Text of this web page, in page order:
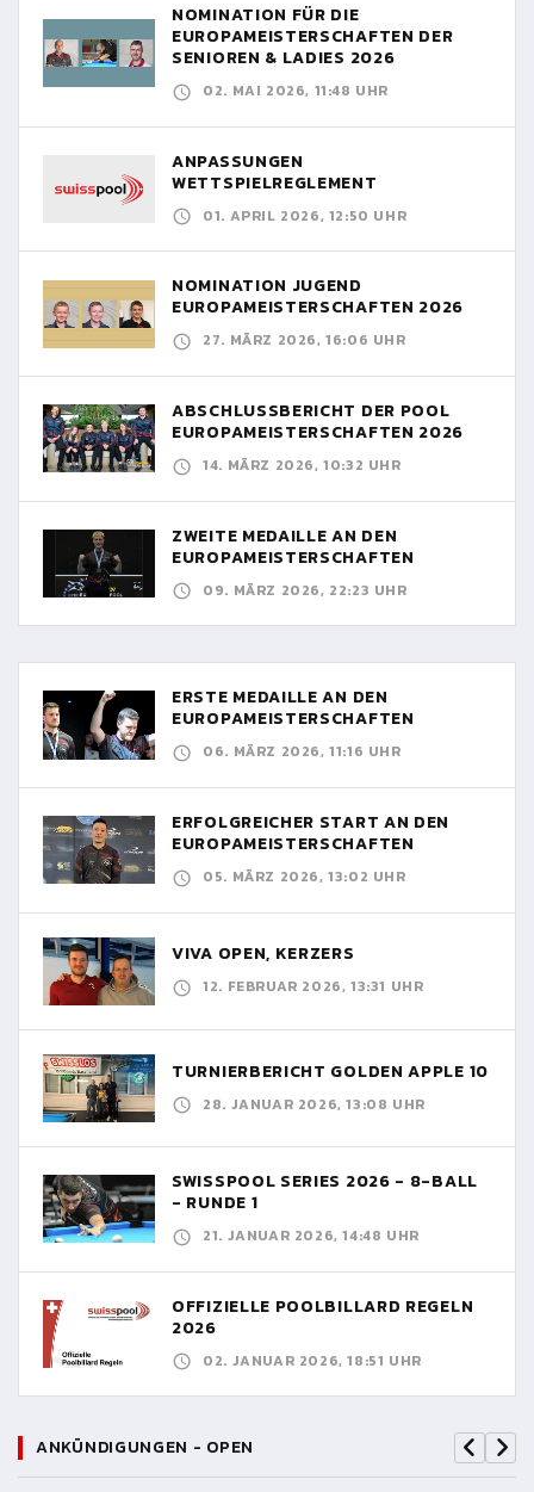
NOMINATION FÜR DIE
EUROPAMEISTERSCHAFTEN DER
SENIOREN & LADIES 2026
02. MAI 2026, 11:48 UHR
ANPASSUNGEN
WETTSPIELREGLEMENT
01. APRIL 2026, 12:50 UHR
NOMINATION JUGEND
EUROPAMEISTERSCHAFTEN 2026
27. MÄRZ 2026, 16:06 UHR
ABSCHLUSSBERICHT DER POOL
EUROPAMEISTERSCHAFTEN 2026
14. MÄRZ 2026, 10:32 UHR
ZWEITE MEDAILLE AN DEN
EUROPAMEISTERSCHAFTEN
09. MÄRZ 2026, 22:23 UHR
ERSTE MEDAILLE AN DEN
EUROPAMEISTERSCHAFTEN
06. MÄRZ 2026, 11:16 UHR
ERFOLGREICHER START AN DEN
EUROPAMEISTERSCHAFTEN
05. MÄRZ 2026, 13:02 UHR
VIVA OPEN, KERZERS
12. FEBRUAR 2026, 13:31 UHR
TURNIERBERICHT GOLDEN APPLE 10
28. JANUAR 2026, 13:08 UHR
SWISSPOOL SERIES 2026 - 8-BALL
- RUNDE 1
21. JANUAR 2026, 14:48 UHR
OFFIZIELLE POOLBILLARD REGELN
2026
02. JANUAR 2026, 18:51 UHR
ANKÜNDIGUNGEN - OPEN